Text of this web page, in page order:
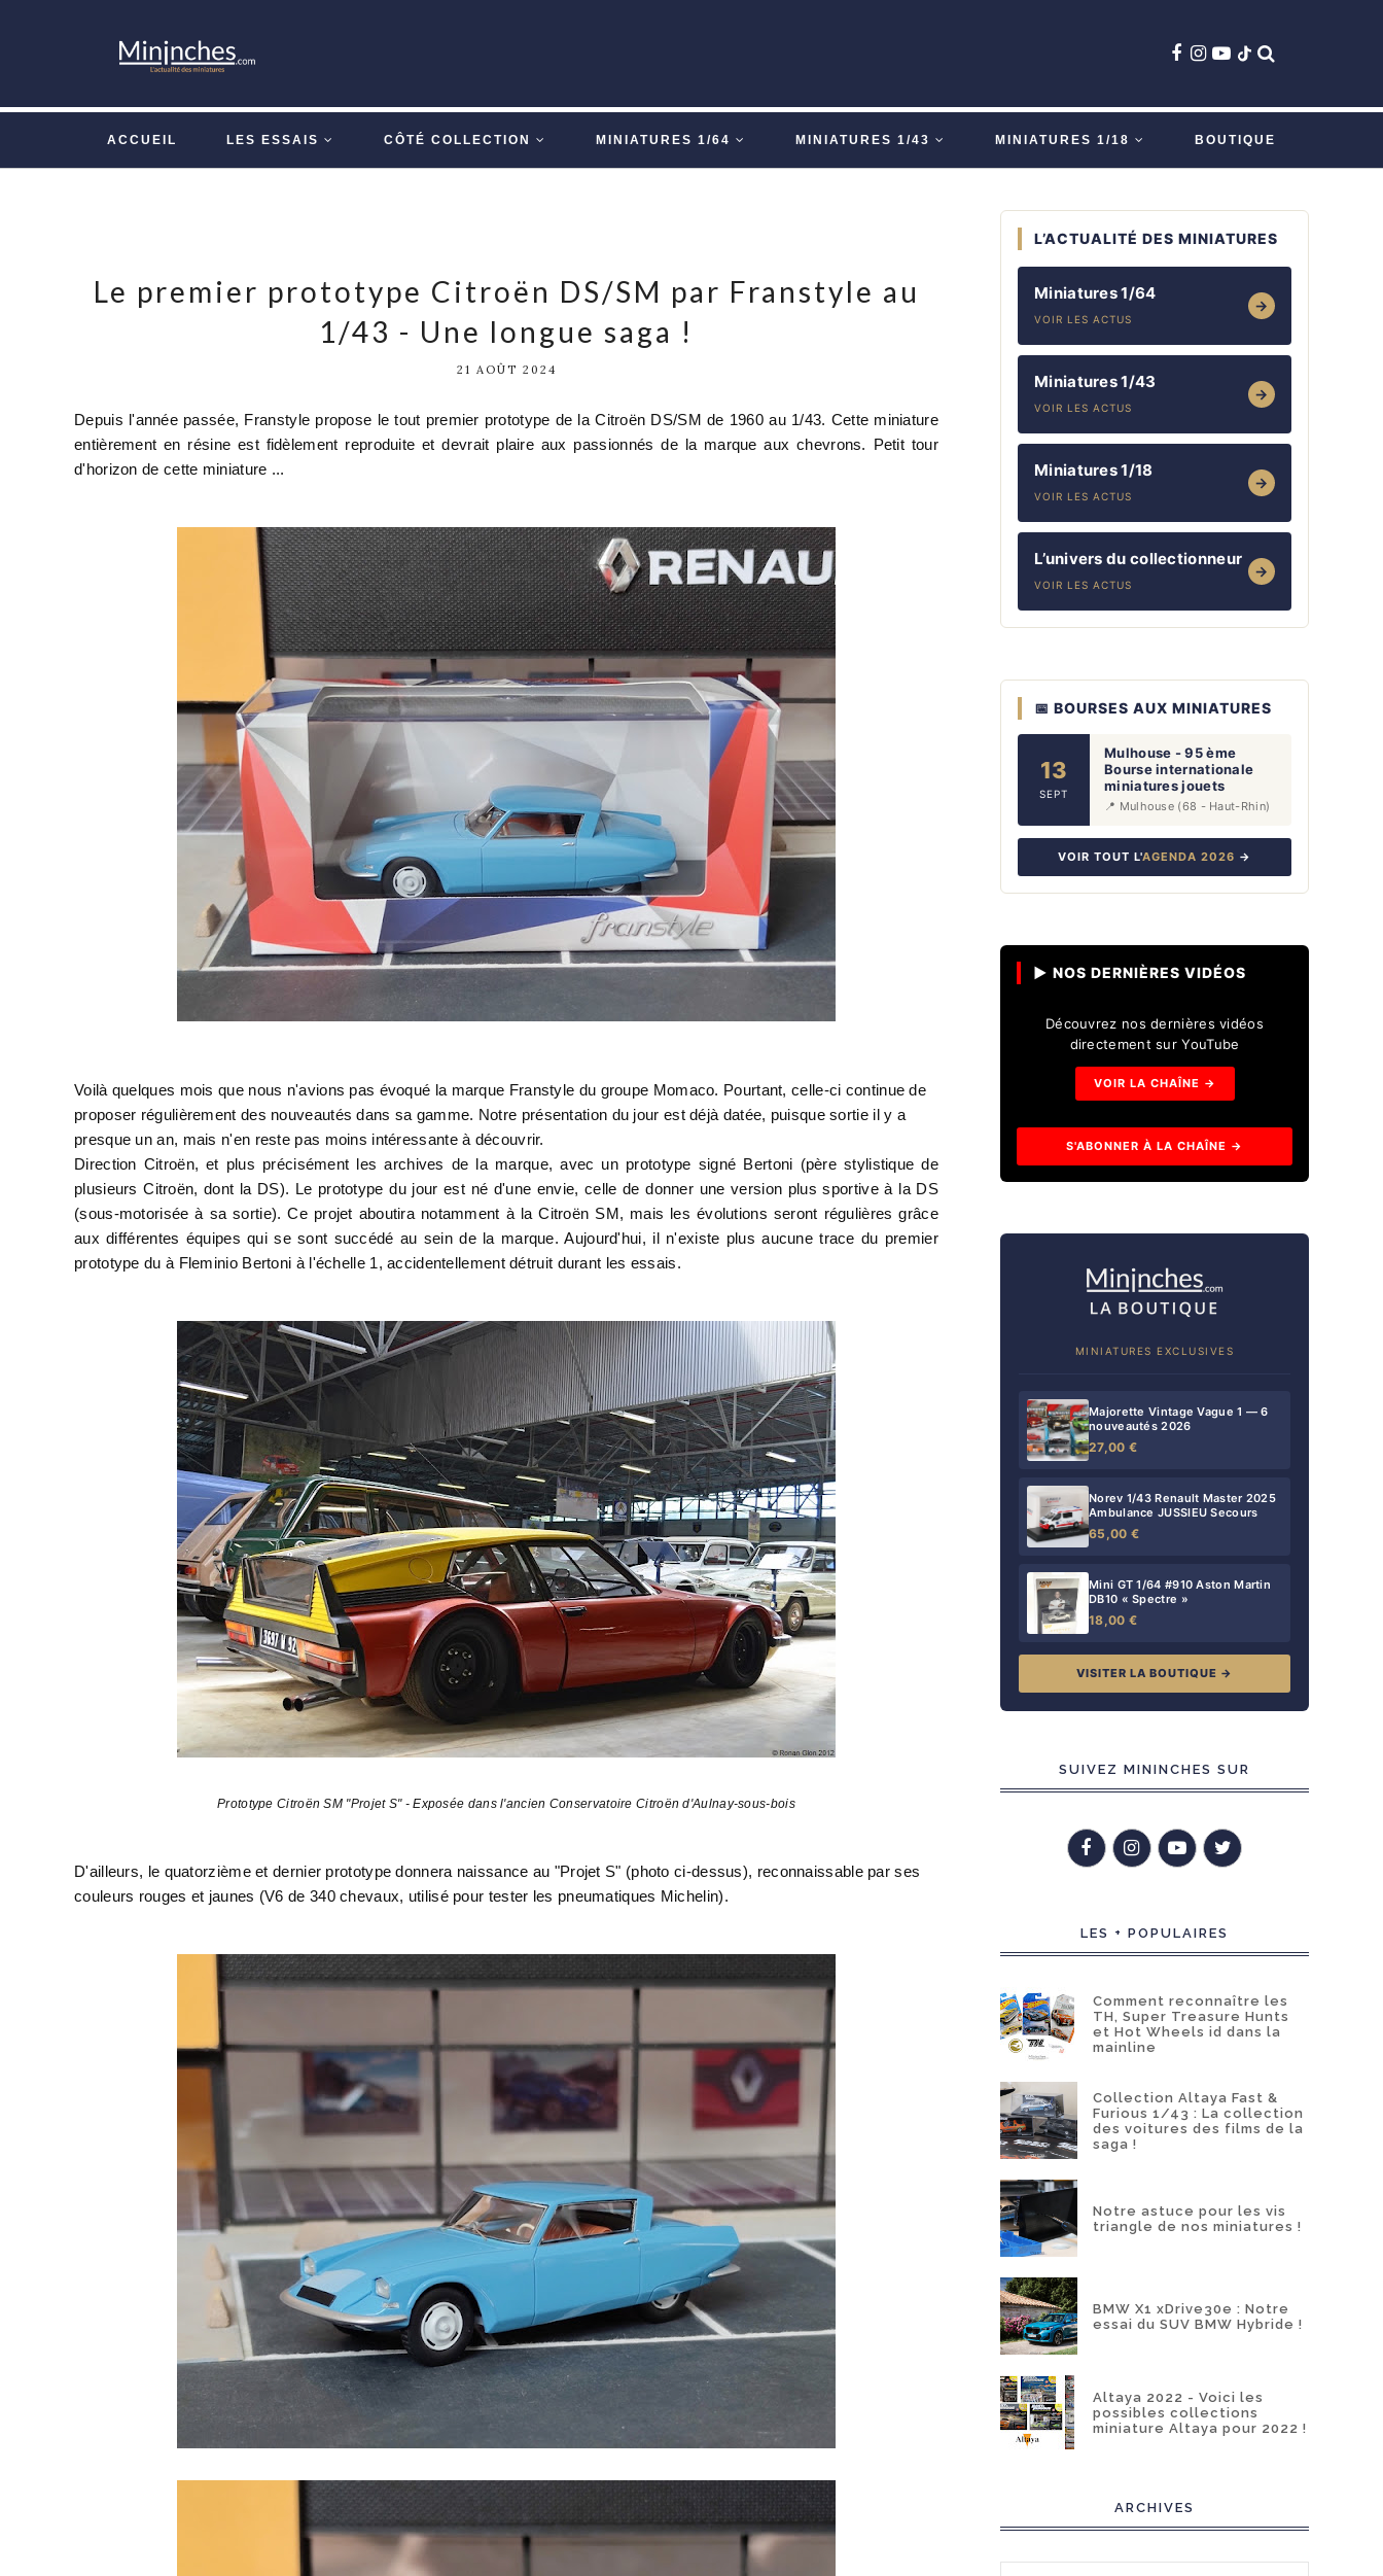
ACCUEIL LES ESSAIS CÔTÉ COLLECTION MINIATURES 1/64 MINIATURES 1/43 MINIATURES 1/18 BOUTIQUE
Le premier prototype Citroën DS/SM par Franstyle au
1/43 - Une longue saga !
21 AOÛT 2024
Depuis l'année passée, Franstyle propose le tout premier prototype de la Citroën DS/SM de 1960 au 1/43. Cette miniature
entièrement en résine est fidèlement reproduite et devrait plaire aux passionnés de la marque aux chevrons. Petit tour
d'horizon de cette miniature ...
Voilà quelques mois que nous n'avions pas évoqué la marque Franstyle du groupe Momaco. Pourtant, celle-ci continue de
proposer régulièrement des nouveautés dans sa gamme. Notre présentation du jour est déjà datée, puisque sortie il y a
presque un an, mais n'en reste pas moins intéressante à découvrir.
Direction Citroën, et plus précisément les archives de la marque, avec un prototype signé Bertoni (père stylistique de
plusieurs Citroën, dont la DS). Le prototype du jour est né d'une envie, celle de donner une version plus sportive à la DS
(sous-motorisée à sa sortie). Ce projet aboutira notamment à la Citroën SM, mais les évolutions seront régulières grâce
aux différentes équipes qui se sont succédé au sein de la marque. Aujourd'hui, il n'existe plus aucune trace du premier
prototype du à Fleminio Bertoni à l'échelle 1, accidentellement détruit durant les essais.
Prototype Citroën SM "Projet S" - Exposée dans l'ancien Conservatoire Citroën d'Aulnay-sous-bois
D'ailleurs, le quatorzième et dernier prototype donnera naissance au "Projet S" (photo ci-dessus), reconnaissable par ses
couleurs rouges et jaunes (V6 de 340 chevaux, utilisé pour tester les pneumatiques Michelin).
L’ACTUALITÉ DES MINIATURES
Miniatures 1/64
VOIR LES ACTUS
→
Miniatures 1/43
VOIR LES ACTUS
→
Miniatures 1/18
VOIR LES ACTUS
→
L’univers du collectionneur
VOIR LES ACTUS
→
📅 BOURSES AUX MINIATURES
13
SEPT
Mulhouse - 95 ème
Bourse internationale
miniatures jouets
📍 Mulhouse (68 - Haut-Rhin)
VOIR TOUT L'AGENDA 2026 →
▶ NOS DERNIÈRES VIDÉOS
Découvrez nos dernières vidéos
directement sur YouTube
VOIR LA CHAÎNE →
S'ABONNER À LA CHAÎNE →
MINIATURES EXCLUSIVES
Majorette Vintage Vague 1 — 6
nouveautés 2026
27,00 €
Norev 1/43 Renault Master 2025
Ambulance JUSSIEU Secours
65,00 €
Mini GT 1/64 #910 Aston Martin
DB10 « Spectre »
18,00 €
VISITER LA BOUTIQUE →
SUIVEZ MININCHES SUR
LES + POPULAIRES
Comment reconnaître les
TH, Super Treasure Hunts
et Hot Wheels id dans la
mainline
Collection Altaya Fast &
Furious 1/43 : La collection
des voitures des films de la
saga !
Notre astuce pour les vis
triangle de nos miniatures !
BMW X1 xDrive30e : Notre
essai du SUV BMW Hybride !
Altaya 2022 - Voici les
possibles collections
miniature Altaya pour 2022 !
ARCHIVES